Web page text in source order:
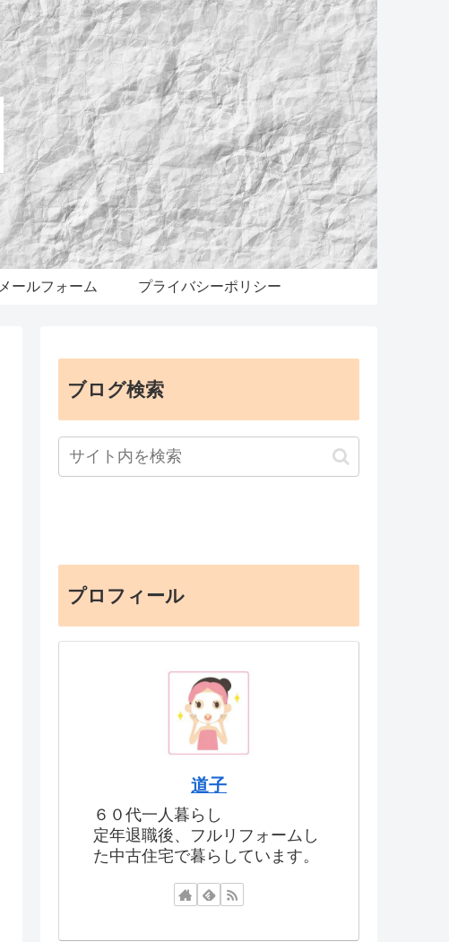
メールフォーム プライバシーポリシー
ブログ検索
プロフィール
道子
６０代一人暮らし
定年退職後、フルリフォームし
た中古住宅で暮らしています。